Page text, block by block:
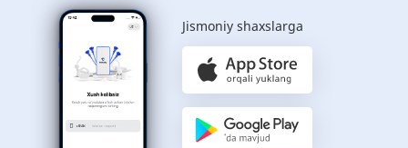
Jismoniy shaxslarga